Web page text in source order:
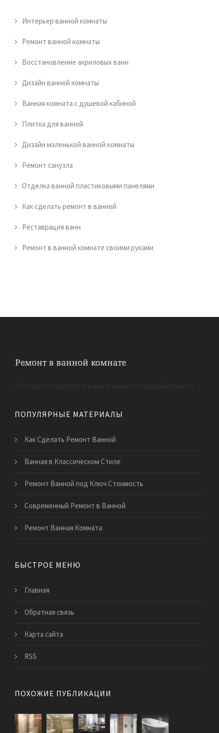
Интерьер ванной комнаты
Ремонт ванной комнаты
Восстановление акриловых ванн
Дизайн ванной комнаты
Ванная комната с душевой кабиной
Плитка для ванной
Дизайн маленькой ванной комнаты
Ремонт санузла
Отделка ванной пластиковыми панелями
Как сделать ремонт в ванной
Реставрация ванн
Ремонт в ванной комнате своими руками
ПОПУЛЯРНЫЕ МАТЕРИАЛЫ
Как Сделать Ремонт Ванной
Ванная в Классическом Стиле
Ремонт Ванной под Ключ Стоимость
Современный Ремонт в Ванной
Ремонт Ванная Комната
БЫСТРОЕ МЕНЮ
Главная
Обратная связь
Карта сайта
RSS
ПОХОЖИЕ ПУБЛИКАЦИИ